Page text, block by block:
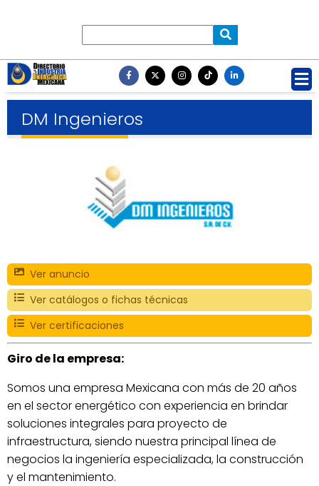
DM Ingenieros
Ver anuncio
Ver catálogos o fichas técnicas
Ver certificaciones
Giro de la empresa:
Somos una empresa Mexicana con más de 20 años
en el sector energético con experiencia en brindar
soluciones integrales para proyecto de
infraestructura, siendo nuestra principal línea de
negocios la ingeniería especializada, la construcción
y el mantenimiento.